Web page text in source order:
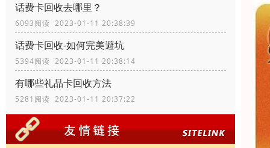
话费卡回收去哪里？
6093阅读 2023-01-11 20:38:39
话费卡回收-如何完美避坑
5394阅读 2023-01-11 20:38:14
有哪些礼品卡回收方法
5281阅读 2023-01-11 20:37:22